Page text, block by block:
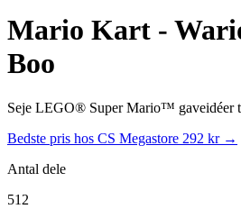
Mario Kart -
Boo
Seje LEGO® Super Mario™ gaveidéer
Bedste pris hos CS Megastore 292 kr →
Antal dele
512